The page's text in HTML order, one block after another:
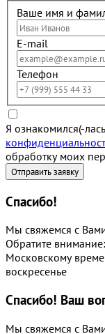
Ваше имя и
E-mail
Телефон
Я ознакомился(-
обработку моих
Спасибо!
Мы свяжемся с
Обратите
Московскому
воскресенье
Спасибо! Ваш
Мы свяжемся с